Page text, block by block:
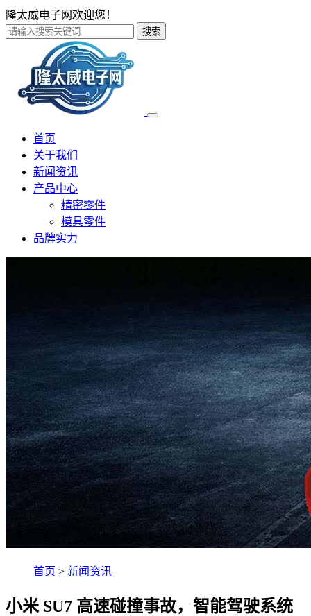
隆太威电子网欢迎您！
搜索
首页
关于我们
新闻资讯
产品中心
精密零件
模具零件
品牌实力
首页 > 新闻资讯
小米 SU7 高速碰撞事故，智能驾驶系统